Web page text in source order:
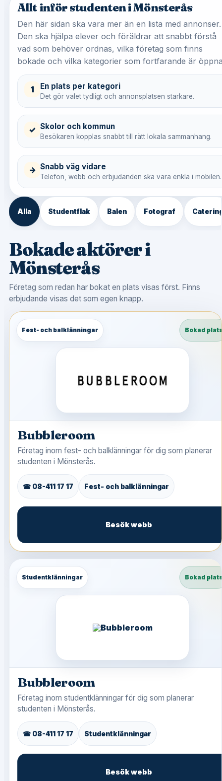
Allt inför studenten i Mönsterås
Den här sidan ska vara mer än en lista med annonser.
Den ska hjälpa elever och föräldrar att snabbt förstå
vad som behöver ordnas, vilka företag som finns
bokade och vilka kategorier som fortfarande är
1 En plats per kategori
Det gör valet tydligt och annonsplatsen starkare.
✓ Skolor och kommun
Besökaren kopplas snabbt till rätt lokala sammanhang.
→ Snabb väg vidare
Telefon, webb och erbjudanden ska vara enkla i mobilen.
Alla Studentflak Balen Fotograf
Bokade aktörer i
Mönsterås
Företag som redan har bokat en plats visas först. Finns
erbjudande visas det som egen knapp.
Fest- och balklänningar Bokad
Bubbleroom
Företag inom fest- och balklänningar för dig som planerar
studenten i Mönsterås.
☎ 08-411 17 17 Fest- och balklänningar
Besök webb
Studentklänningar Bokad
Bubbleroom
Företag inom studentklänningar för dig som planerar
studenten i Mönsterås.
☎ 08-411 17 17 Studentklänningar
Besök webb